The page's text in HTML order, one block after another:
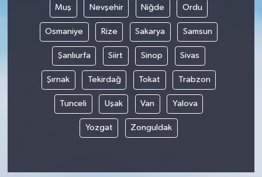
Muş Nevşehir Niğde Ordu
Osmaniye Rize Sakarya Samsun
Şanlıurfa Siirt Sinop Sivas
Şırnak Tekirdağ Tokat Trabzon
Tunceli Uşak Van Yalova
Yozgat Zonguldak